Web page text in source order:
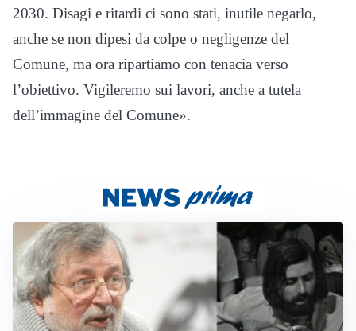
2030. Disagi e ritardi ci sono stati, inutile negarlo,
anche se non dipesi da colpe o negligenze del
Comune, ma ora ripartiamo con tenacia verso
l’obiettivo. Vigileremo sui lavori, anche a tutela
dell’immagine del Comune».